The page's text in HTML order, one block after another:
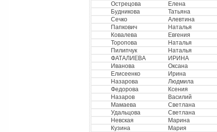
Острецова
Елена
Будникова
Татьяна
Сечко
Алевтина
Папкович
Наталья
Ковалева
Евгения
Торопова
Наталья
Пилипчук
Наталья
ФАТАЛИЕВА
ИРИНА
Иванова
Оксана
Елисеенко
Ирина
Назарова
Людмила
Федорова
Ксения
Назаров
Василий
Мамаева
Светлана
Удальцова
Светлана
Невская
Марина
Кузина
Мария